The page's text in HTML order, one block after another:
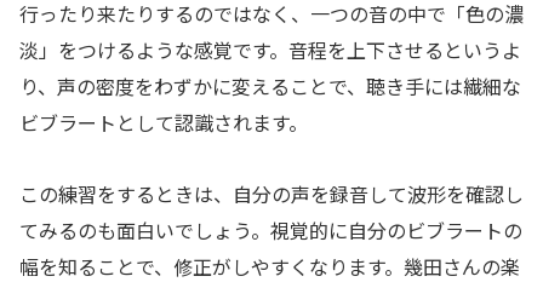
行ったり来たりするのではなく、一つの音の中で「色の濃
淡」をつけるような感覚です。音程を上下させるというよ
り、声の密度をわずかに変えることで、聴き手には繊細な
ビブラートとして認識されます。
この練習をするときは、自分の声を録音して波形を確認し
てみるのも面白いでしょう。視覚的に自分のビブラートの
幅を知ることで、修正がしやすくなります。幾田さんの楽